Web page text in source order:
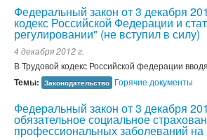
Федеральный закон от 3 декабря
кодекс Российской Федерации и
регулировании" (не вступил в силу)
4 декабря 2012 г.
В Трудовой кодекс Российской федерации
Темы: Законодательство Горячие документы
Федеральный закон от 3 декабря
обязательное социальное
профессиональных заболеваний